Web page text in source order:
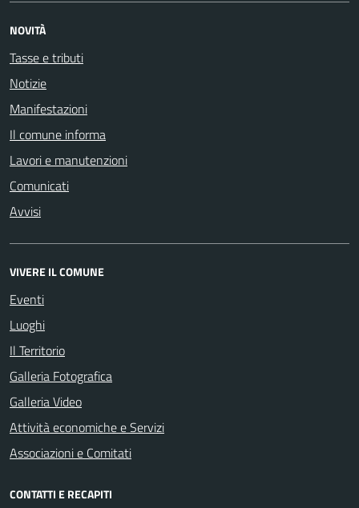
NOVITÀ
Tasse e tributi
Notizie
Manifestazioni
Il comune informa
Lavori e manutenzioni
Comunicati
Avvisi
VIVERE IL COMUNE
Eventi
Luoghi
Il Territorio
Galleria Fotografica
Galleria Video
Attività economiche e Servizi
Associazioni e Comitati
CONTATTI E RECAPITI